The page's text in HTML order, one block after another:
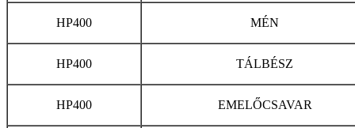
HP400 MÉN
HP400 TÁLBÉSZ
HP400 EMELŐCSAVAR